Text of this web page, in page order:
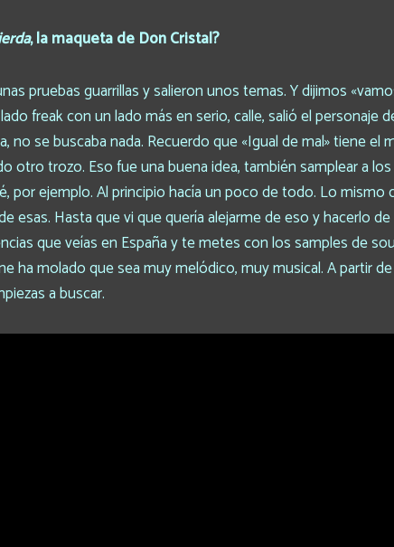
, la maqueta de Don Cristal?
pruebas guarrillas y salieron unos temas. Y dijimos
freak con un lado más en serio, calle, salió el personaje
se buscaba nada. Recuerdo que «Igual de mal» tiene el
otro trozo. Eso fue una buena idea, también samplear a
por ejemplo. Al principio hacía un poco de todo. Lo mismo
esas. Hasta que vi que quería alejarme de eso y hacerlo
que veías en España y te metes con los samples de
ha molado que sea muy melódico, muy musical. A partir
a buscar.